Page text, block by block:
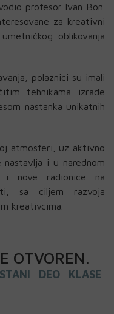
profesor Ivan Bon.
za kreativni
oblikovanja
polaznici su imali
tehnikama izrade
nastanka unikatnih
atmosferi, uz aktivno
nastavlja i u narednom
i nove radionice na
sa ciljem razvoja
kreativcima.
OTVOREN.
DEO KLASE